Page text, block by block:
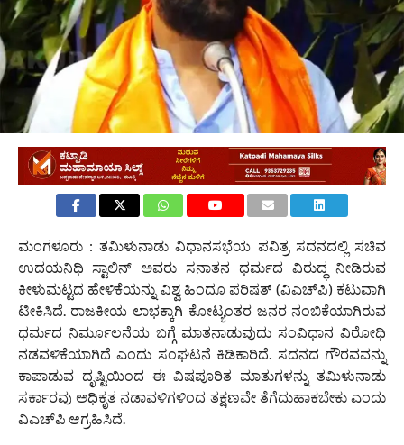
ಮಂಗಳೂರು : ತಮಿಳುನಾಡು ವಿಧಾನಸಭೆಯ ಪವಿತ್ರ ಸದನದಲ್ಲಿ ಸಚಿವ
ಉದಯನಿಧಿ ಸ್ಟಾಲಿನ್ ಅವರು ಸನಾತನ ಧರ್ಮದ ವಿರುದ್ಧ ನೀಡಿರುವ
ಕೀಳುಮಟ್ಟದ ಹೇಳಿಕೆಯನ್ನು ವಿಶ್ವ ಹಿಂದೂ ಪರಿಷತ್ (ವಿಎಚ್‌ಪಿ) ಕಟುವಾಗಿ
ಟೀಕಿಸಿದೆ. ರಾಜಕೀಯ ಲಾಭಕ್ಕಾಗಿ ಕೋಟ್ಯಂತರ ಜನರ ನಂಬಿಕೆಯಾಗಿರುವ
ಧರ್ಮದ ನಿರ್ಮೂಲನೆಯ ಬಗ್ಗೆ ಮಾತನಾಡುವುದು ಸಂವಿಧಾನ ವಿರೋಧಿ
ನಡವಳಿಕೆಯಾಗಿದೆ ಎಂದು ಸಂಘಟನೆ ಕಿಡಿಕಾರಿದೆ. ಸದನದ ಗೌರವವನ್ನು
ಕಾಪಾಡುವ ದೃಷ್ಟಿಯಿಂದ ಈ ವಿಷಪೂರಿತ ಮಾತುಗಳನ್ನು ತಮಿಳುನಾಡು
ಸರ್ಕಾರವು ಅಧಿಕೃತ ನಡಾವಳಿಗಳಿಂದ ತಕ್ಷಣವೇ ತೆಗೆದುಹಾಕಬೇಕು ಎಂದು
ವಿಎಚ್‌ಪಿ ಆಗ್ರಹಿಸಿದೆ.